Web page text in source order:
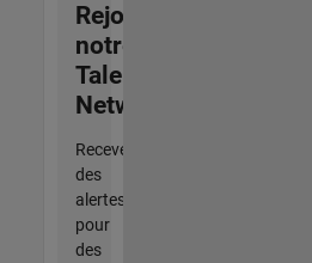
Rejoignez
notre
Talent
Network
Recevez
des
alertes
pour
des